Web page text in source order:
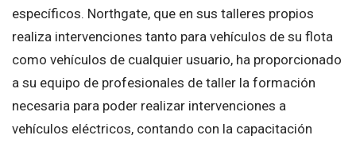
específicos. Northgate, que en sus talleres propios
realiza intervenciones tanto para vehículos de su flota
como vehículos de cualquier usuario, ha proporcionado
a su equipo de profesionales de taller la formación
necesaria para poder realizar intervenciones a
vehículos eléctricos, contando con la capacitación